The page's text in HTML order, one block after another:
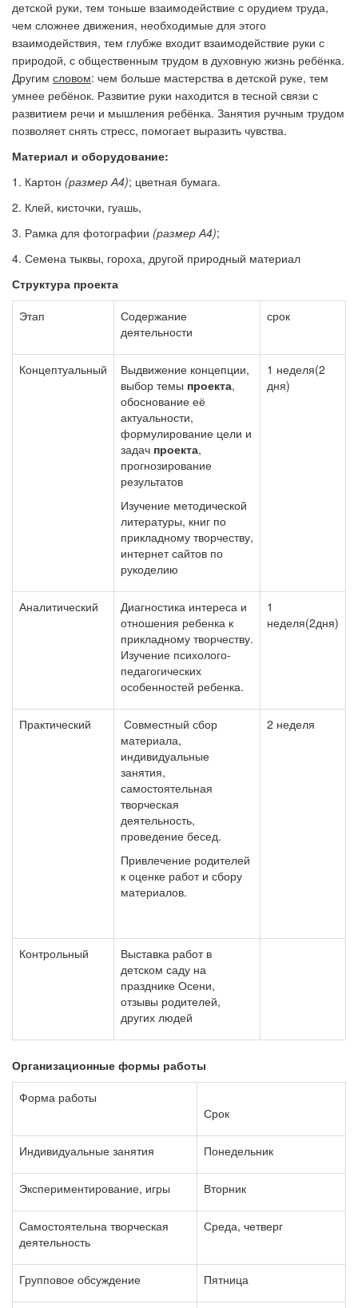
детской руки, тем тоньше взаимодействие с орудием труда,
чем сложнее движения, необходимые для этого
взаимодействия, тем глубже входит взаимодействие руки с
природой, с общественным трудом в духовную жизнь ребёнка.
Другим словом: чем больше мастерства в детской руке, тем
умнее ребёнок. Развитие руки находится в тесной связи с
развитием речи и мышления ребёнка. Занятия ручным трудом
позволяет снять стресс, помогает выразить чувства.
Материал и оборудование:
1. Картон (размер А4); цветная бумага.
2. Клей, кисточки, гуашь,
3. Рамка для фотографии (размер А4);
4. Семена тыквы, гороха, другой природный материал
Структура проекта
Этап
Содержание
деятельности
срок
Концептуальный
Выдвижение концепции,
выбор темы проекта,
обоснование её
актуальности,
формулирование цели и
задач проекта,
прогнозирование
результатов
Изучение методической
литературы, книг по
прикладному творчеству,
интернет сайтов по
рукоделию
1 неделя(2
дня)
Аналитический
Диагностика интереса и
отношения ребенка к
прикладному творчеству.
Изучение психолого-
педагогических
особенностей ребенка.
1
неделя(2дня)
Практический
Совместный сбор
материала,
индивидуальные
занятия,
самостоятельная
творческая
деятельность,
проведение бесед.
Привлечение родителей
к оценке работ и сбору
материалов.
2 неделя
Контрольный
Выставка работ в
детском саду на
празднике Осени,
отзывы родителей,
других людей
Организационные формы работы
Форма работы
Срок
Индивидуальные занятия Понедельник
Экспериментирование, игры Вторник
Самостоятельна творческая
деятельность
Среда, четверг
Групповое обсуждение Пятница